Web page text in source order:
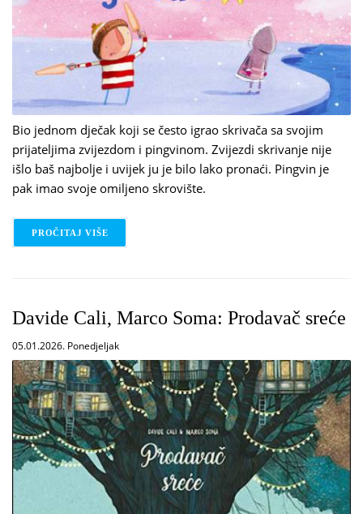
Bio jednom dječak koji se često igrao skrivača sa svojim
prijateljima zvijezdom i pingvinom. Zvijezdi skrivanje nije
išlo baš najbolje i uvijek ju je bilo lako pronaći. Pingvin je
pak imao svoje omiljeno skrovište.
PROČITAJ VIŠE
Davide Cali, Marco Soma: Prodavač sreće
05.01.2026. Ponedjeljak